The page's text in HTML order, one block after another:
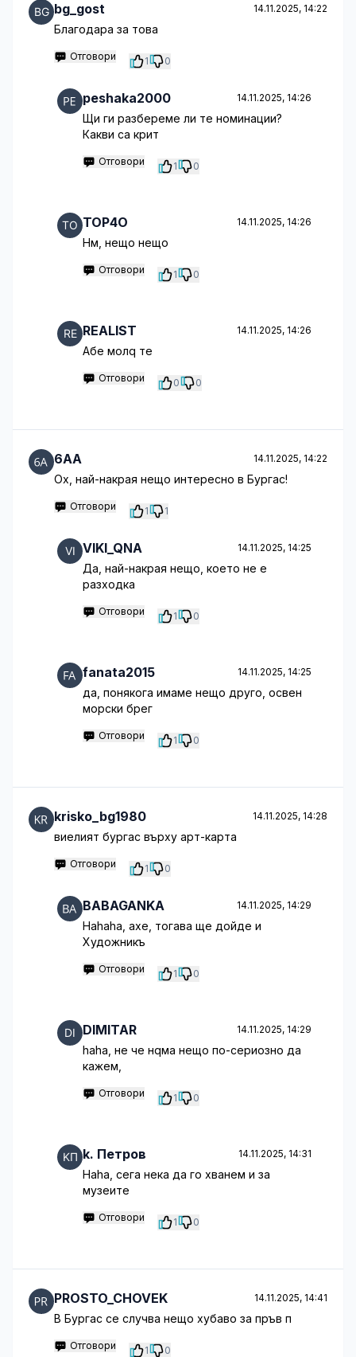
bg_gost 14.11.2025, 14:22
Благодара за това
Отговори 1 0
peshaka2000 14.11.2025, 14:26
Щи ги разбереме ли те номинации?
Какви са крит
Отговори 1 0
TOP4O 14.11.2025, 14:26
Hм, нещо нещо
Отговори 1 0
REALIST 14.11.2025, 14:26
Абе молq те
Отговори 0 0
6AA 14.11.2025, 14:22
Ох, най-накрая нещо интересно в Бургас!
Отговори 1 1
VIKI_QNA 14.11.2025, 14:25
Да, най-накрая нещо, което не е
разходка
Отговори 1 0
fanata2015 14.11.2025, 14:25
да, понякога имаме нещо друго, освен
морски брег
Отговори 1 0
krisko_bg1980 14.11.2025, 14:28
виелият бургас върху арт-карта
Отговори 1 0
BABAGANKA 14.11.2025, 14:29
Hahaha, ахе, тогава ще дойде и
Художникъ
Отговори 1 0
DIMITAR 14.11.2025, 14:29
haha, не че нqма нещо по-сериозно да
кажем,
Отговори 1 0
k. Петров 14.11.2025, 14:31
Haha, сега нека да го хванем и за
музеите
Отговори 1 0
PROSTO_CHOVEK 14.11.2025, 14:41
В Бургас се случва нещо хубаво за пръв п
Отговори 1 0